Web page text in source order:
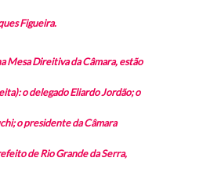
Figueira.
Mesa Direitiva da Câmara, estão
o delegado Eliardo Jordão; o
o presidente da Câmara
de Rio Grande da Serra,